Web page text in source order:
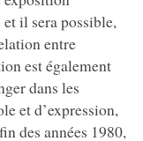
il sera possible,
entre
est également
dans les
et d’expression,
des années 1980,